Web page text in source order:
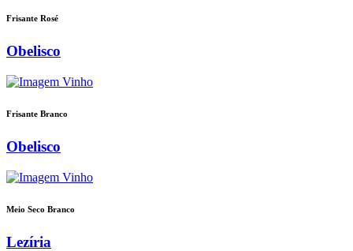
Frisante Rosé
Obelisco
Frisante Branco
Obelisco
Meio Seco Branco
Lezíria